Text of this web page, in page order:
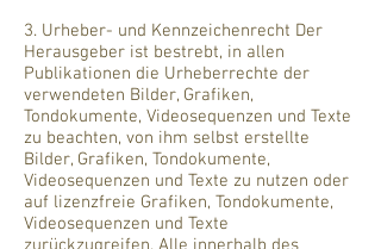
3. Urheber- und Kennzeichenrecht Der
Herausgeber ist bestrebt, in allen
Publikationen die Urheberrechte der
verwendeten Bilder, Grafiken,
Tondokumente, Videosequenzen und Texte
zu beachten, von ihm selbst erstellte
Bilder, Grafiken, Tondokumente,
Videosequenzen und Texte zu nutzen oder
auf lizenzfreie Grafiken, Tondokumente,
Videosequenzen und Texte